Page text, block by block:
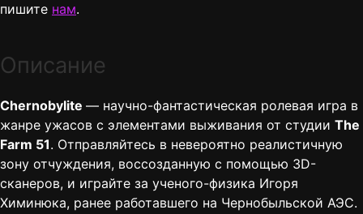
пишите нам.
Описание
Chernobylite — научно-фантастическая ролевая игра в
жанре ужасов с элементами выживания от студии The
Farm 51. Отправляйтесь в невероятно реалистичную
зону отчуждения, воссозданную с помощью 3D-
сканеров, и играйте за ученого-физика Игоря
Химинюка, ранее работавшего на Чернобыльской АЭС.